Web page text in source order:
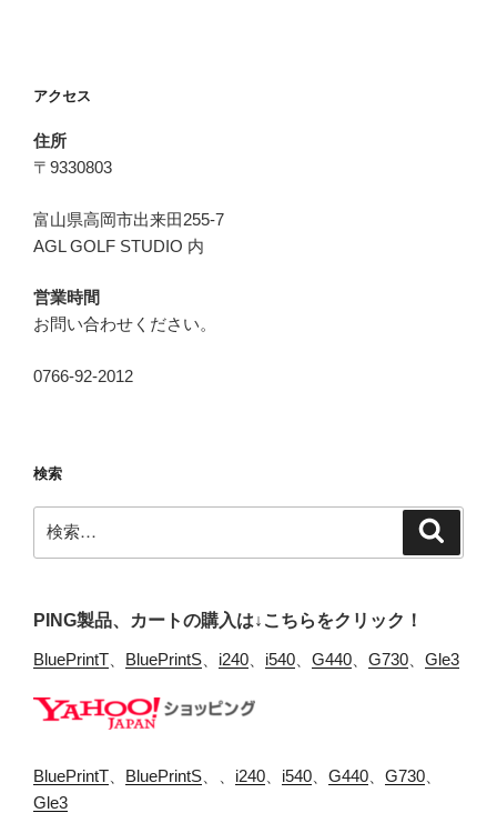
ン
アクセス
住所
〒9330803
富山県高岡市出来田255-7
AGL GOLF STUDIO 内
営業時間
お問い合わせください。
0766-92-2012
検索
索:
PING製品、カートの購入は↓こちらをクリック！
BluePrintT BluePrintS i240 i540 G440 G730 Gle3
BluePrintT BluePrintS i240 i540 G440 G730
Gle3